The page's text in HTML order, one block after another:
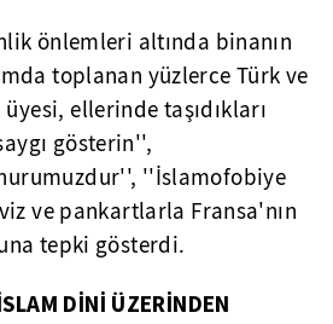
önlemleri altında binanın
toplanan yüzlerce Türk ve
ellerinde taşıdıkları
gösterin'',
''İslamofobiye
ve pankartlarla Fransa'nın
tepki gösterdi.
DİNİ ÜZERİNDEN